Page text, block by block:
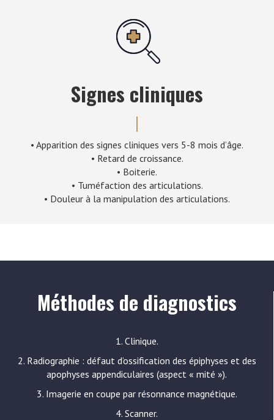
Signes cliniques
• Apparition des signes cliniques vers 5-8 mois d’âge.
• Retard de croissance.
• Boiterie.
• Tuméfaction des articulations.
• Douleur à la manipulation des articulations.
Méthodes de diagnostics
1. Clinique.
2. Radiographie : défaut d’ossification des épiphyses et des
apophyses appendiculaires (aspect « mité »).
3. Imagerie en coupe par résonnance magnétique.
4. Scanner.